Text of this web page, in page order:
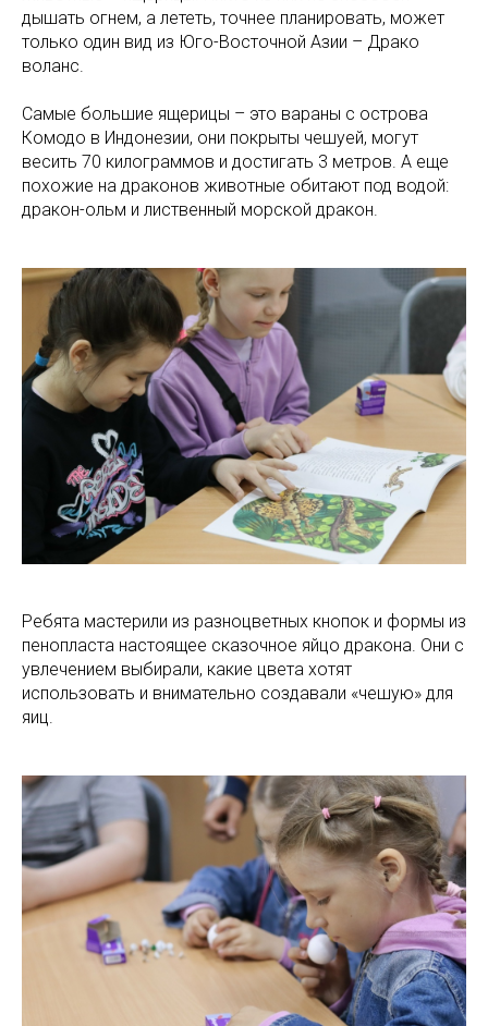
дышать огнем, а лететь, точнее планировать, может
только один вид из Юго-Восточной Азии – Драко
воланс.
Самые большие ящерицы – это вараны с острова
Комодо в Индонезии, они покрыты чешуей, могут
весить 70 килограммов и достигать 3 метров. А еще
похожие на драконов животные обитают под водой:
дракон-ольм и лиственный морской дракон.
Ребята мастерили из разноцветных кнопок и формы из
пенопласта настоящее сказочное яйцо дракона. Они с
увлечением выбирали, какие цвета хотят
использовать и внимательно создавали «чешую» для
яиц.